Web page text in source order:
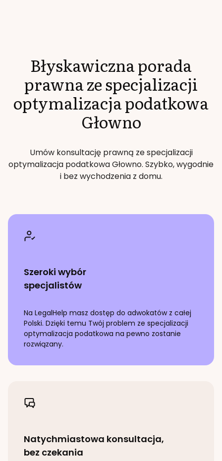
Błyskawiczna porada
prawna ze specjalizacji
optymalizacja podatkowa
Głowno
Umów konsultację prawną ze specjalizacji
optymalizacja podatkowaGłowno. Szybko, wygodnie
i bez wychodzenia z domu.
Szeroki wybór
specjalistów
Na LegalHelp masz dostęp do adwokatów z całej
Polski. Dzięki temu Twój problem ze specjalizacji
optymalizacja podatkowa na pewno zostanie
rozwiązany.
Natychmiastowa konsultacja,
bez czekania